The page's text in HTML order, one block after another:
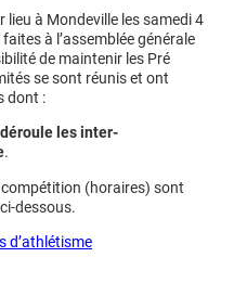
lieu à Mondeville les samedi 4
à l’assemblée générale
de maintenir les Pré
se sont réunis et ont
dont :
les inter-
.
(horaires) sont
dessous.
d’athlétisme